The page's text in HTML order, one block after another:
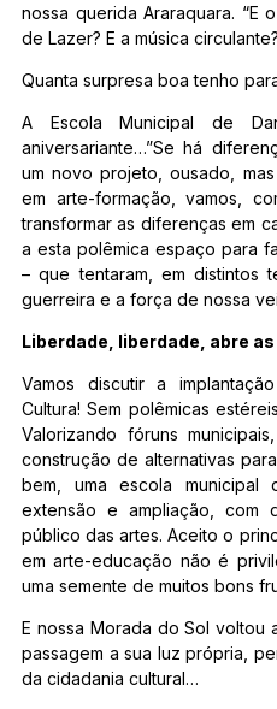
nossa querida Araraquara. “E
de Lazer? E a música circulante?
Quanta surpresa boa tenho
A Escola Municipal de
aniversariante…”Se há
um novo projeto, ousado,
em arte-formação, vamos,
transformar as diferenças em
a esta polêmica espaço para
– que tentaram, em distintos
guerreira e a força de nossa
Liberdade, liberdade, abre
Vamos discutir a
Cultura! Sem polêmicas
Valorizando fóruns
construção de alternativas
bem, uma escola
extensão e ampliação, com
público das artes. Aceito o
em arte-educação não é
uma semente de muitos bons
E nossa Morada do Sol voltou
passagem a sua luz própria,
da cidadania cultural…